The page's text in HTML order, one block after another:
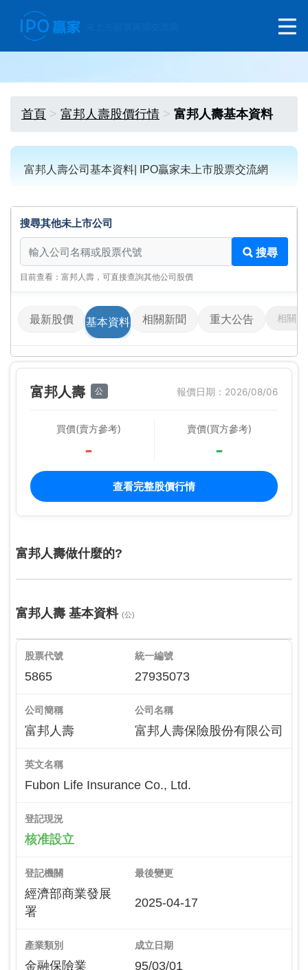
首頁 富邦人壽股價行情 富邦人壽基本資料
富邦人壽公司基本資料| IPO贏家未上市股票交流網
搜尋其他未上市公司
搜尋其他未上市公司
搜尋
目前查看：富邦人壽，可直接查詢其他公司股價
最新股價 基本資料 相關新聞 重大公告 相關影
富邦人壽 公 報價日期：2026/08/06
買價(賣方參考)
-
賣價(買方參考)
-
查看完整股價行情
富邦人壽做什麼的?
富邦人壽 基本資料 (公)
股票代號
5865
統一編號
27935073
公司簡稱
富邦人壽
公司名稱
富邦人壽保險股份有限公司
英文名稱
Fubon Life Insurance Co., Ltd.
登記現況
核准設立
登記機關
經濟部商業發展
署
最後變更
2025-04-17
產業類別
金融保險業
成立日期
95/03/01